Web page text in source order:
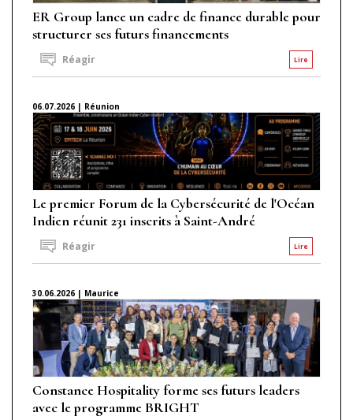
ER Group lance un cadre de finance durable pour
structurer ses futurs financements
Lire
Réagir
06.07.2026 | Réunion
Le premier Forum de la Cybersécurité de l'Océan
Indien réunit 231 inscrits à Saint-André
Lire
Réagir
30.06.2026 | Maurice
Constance Hospitality forme ses futurs leaders
avec le programme BRIGHT